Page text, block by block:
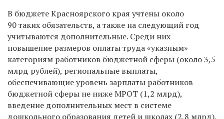
В бюджете Красноярского края учтены около
90 таких обязательств, а также на следующий год
учитываются дополнительные. Среди них
повышение размеров оплаты труда «указным»
категориям работников бюджетной сферы (около 3,5
млрд рублей), региональные выплаты,
обеспечивающие уровень зарплаты работников
бюджетной сферы не ниже МРОТ (1,2 млрд),
введение дополнительных мест в системе
дошкольного образования детей и школах (2,8 млрд),